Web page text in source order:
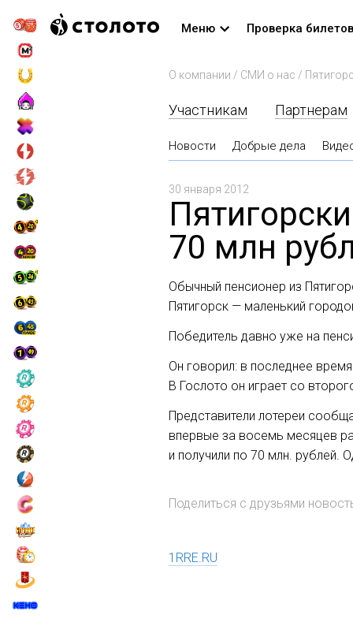
Меню Проверка билетов
О компании / СМИ о нас /
Участникам Партнерам
Новости Добрые дела
30 января 2012
70 млн
Обычный пенсионер из
Пятигорск — маленький
Победитель давно уже на
Он говорил: в последнее
В Гослото он играет со
Представители лотереи
впервые за восемь месяцев
и получили по 70 млн. рублей.
Поделиться с друзьями
1RRE.RU